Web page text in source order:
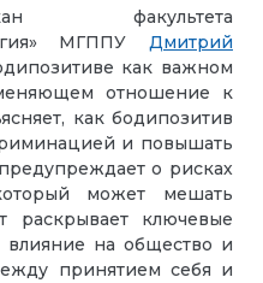
МГППУ Дмитрий
как важном
отношение к
как бодипозитив
и повышать
о рисках
может мешать
раскрывает ключевые
на общество и
принятием себя и